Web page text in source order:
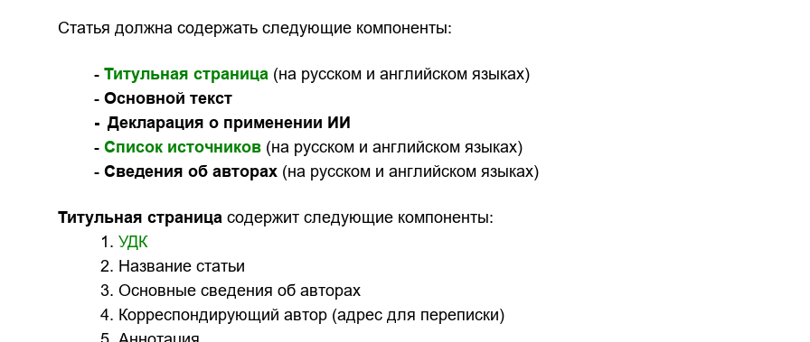
Статья должна содержать следующие компоненты:
- Титульная страница (на русском и английском языках)
- Основной текст
- Декларация о применении ИИ
- Список источников (на русском и английском языках)
- Сведения об авторах (на русском и английском языках)
Титульная страница содержит следующие компоненты:
1.УДК
2. Название статьи
3. Основные сведения об авторах
4. Корреспондирующий автор (адрес для переписки)